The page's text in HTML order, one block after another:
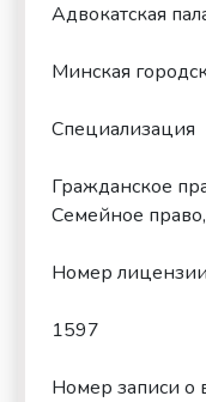
Адвокатская
Минская
Специализация
Гражданское
Семейное
Номер лицензии
1597
Номер записи о